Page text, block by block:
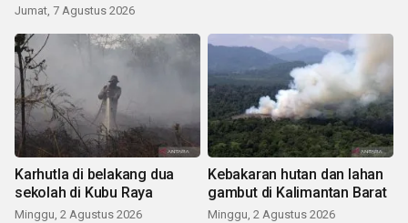
Jumat, 7 Agustus 2026
Karhutla di belakang dua
sekolah di Kubu Raya
Minggu, 2 Agustus 2026
Kebakaran hutan dan lahan
gambut di Kalimantan Barat
Minggu, 2 Agustus 2026